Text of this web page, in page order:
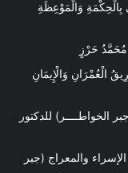
بِالْحِكْمَةِ وَالْمَوْعِظَةِ
مُحَمَّدُ حَرْزٍ
الْعُمْرَانِ وَالْإِيمَانِ
للدكتور
والمعراج (جبر